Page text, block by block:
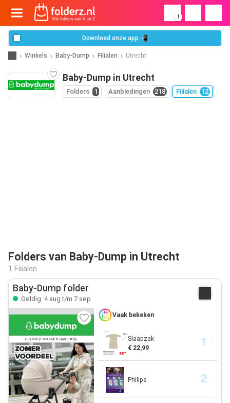
!
Download onze app 📲
Winkels Baby-Dump Filialen Utrecht
Baby-Dump in Utrecht
Folders 1 Aanbiedingen 218 Filialen 12
Folders van Baby-Dump in Utrecht
1 Filialen
Baby-Dump folder
Geldig: 4 aug t/m 7 sep
Vaak bekeken
Slaapzak
€ 22,99
Philips